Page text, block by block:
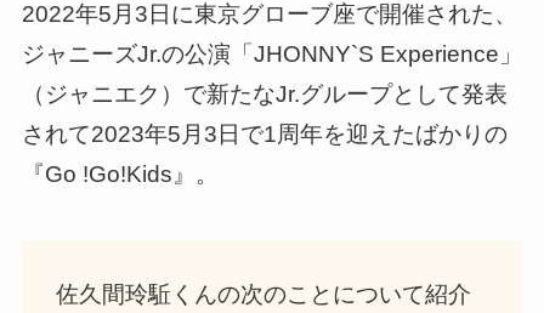
2022年5月3日に東京グローブ座で開催された、
ジャニーズJr.の公演「JHONNY`S Experience」
（ジャニエク）で新たなJr.グループとして発表
されて2023年5月3日で1周年を迎えたばかりの
『Go !Go!Kids』。
佐久間玲駈くんの次のことについて紹介